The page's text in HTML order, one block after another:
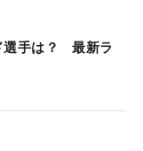
位で初シード
たが、今季は33
選落ちを喫し
選手は？ 最新ラ